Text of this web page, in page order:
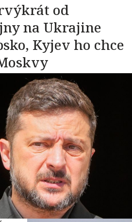
od
na Ukrajine
Kyjev ho chce